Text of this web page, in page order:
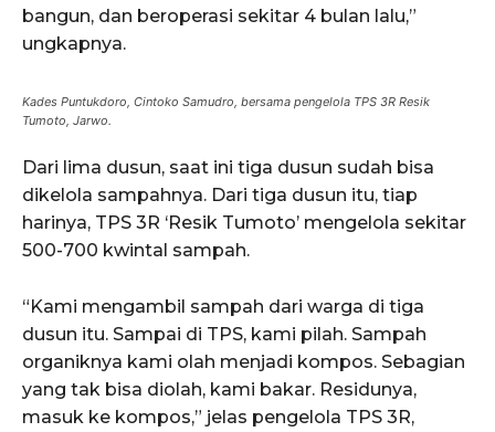
bangun, dan beroperasi sekitar 4 bulan lalu,”
ungkapnya.
Kades Puntukdoro, Cintoko Samudro, bersama pengelola TPS 3R Resik
Tumoto, Jarwo.
Dari lima dusun, saat ini tiga dusun sudah bisa
dikelola sampahnya. Dari tiga dusun itu, tiap
harinya, TPS 3R ‘Resik Tumoto’ mengelola sekitar
500-700 kwintal sampah.
“Kami mengambil sampah dari warga di tiga
dusun itu. Sampai di TPS, kami pilah. Sampah
organiknya kami olah menjadi kompos. Sebagian
yang tak bisa diolah, kami bakar. Residunya,
masuk ke kompos,” jelas pengelola TPS 3R,